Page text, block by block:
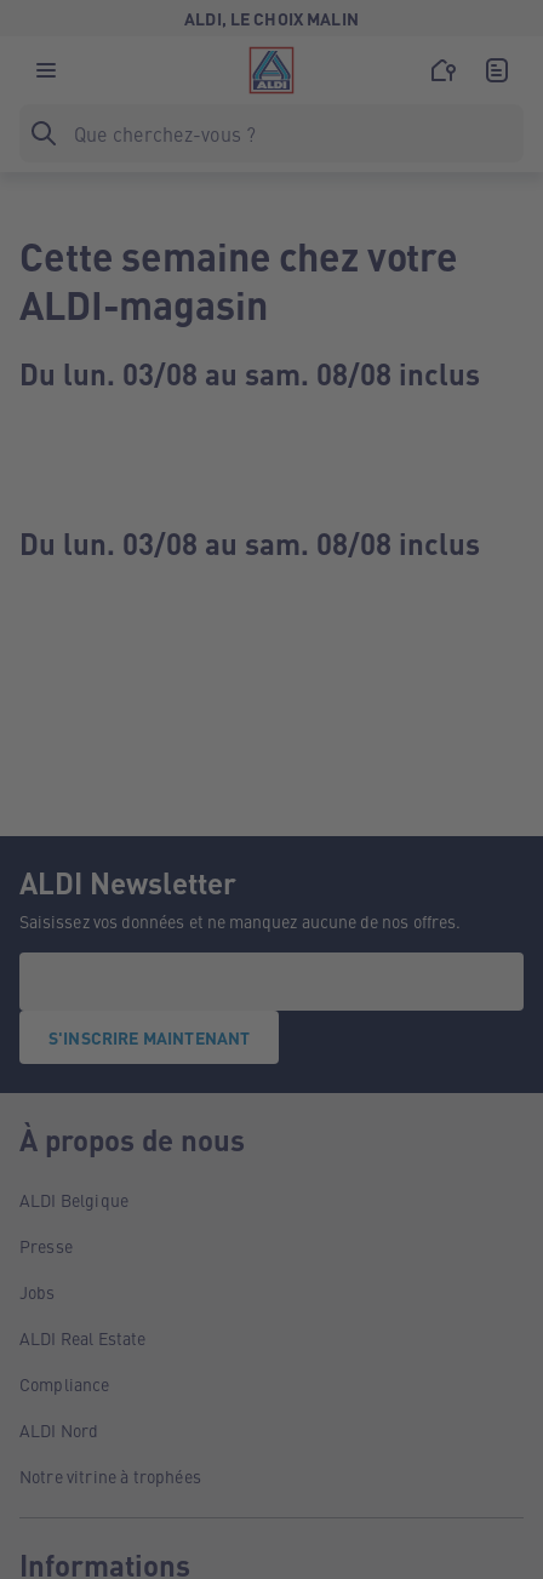
ALDI, LE CHOIX MALIN
Cette semaine chez votre
ALDI-magasin
Du lun. 03/08 au sam. 08/08 inclus
Du lun. 03/08 au sam. 08/08 inclus
ALDI Newsletter
Saisissez vos données et ne manquez aucune de nos offres.
S'INSCRIRE MAINTENANT
À propos de nous
ALDI Belgique
Presse
Jobs
ALDI Real Estate
Compliance
ALDI Nord
Notre vitrine à trophées
Informations